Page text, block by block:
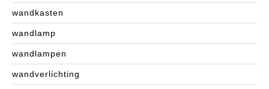
wandkasten
wandlamp
wandlampen
wandverlichting